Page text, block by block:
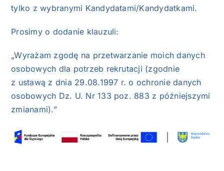
tylko z wybranymi Kandydatami/Kandydatkami.
Prosimy o dodanie klauzuli:
„Wyrażam zgodę na przetwarzanie moich danych
osobowych dla potrzeb rekrutacji (zgodnie
z ustawą z dnia 29.08.1997 r. o ochronie danych
osobowych Dz. U. Nr 133 poz. 883 z późniejszymi
zmianami).”